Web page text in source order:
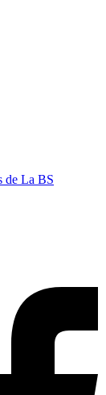
de La BS